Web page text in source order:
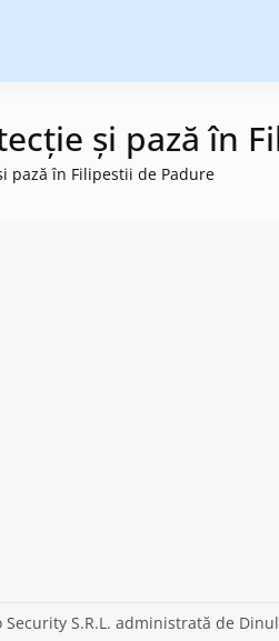
protecție și pază, instalare
și pază în
pază în Filipestii de Padure
Security S.R.L. administrată de